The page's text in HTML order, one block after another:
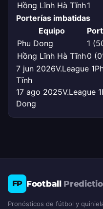
Hồng Lĩnh Hà Tĩnh1
Porterías imbatidas
Equipo
Phu Dong
1
Hồng Lĩnh Hà Tĩnh0
7 jun 2026V.League 1
Tĩnh
17 ago 2025V.League 1
Dong
FP Football
Pronósticos de fútbol y